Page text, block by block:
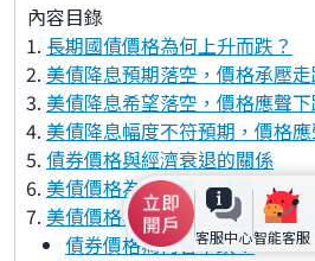
客服中心智能客服
內容目錄
長期國債價格為何上升而跌？
美債降息預期落空，價格承壓
美債降息希望落空，價格應聲
美債降息幅度不符預期，價格
債券價格與經濟衰退的關係
美債價格為何下跌？結論
美債價格為何下跌？ 常見問題快
債券價格為何會下跌？